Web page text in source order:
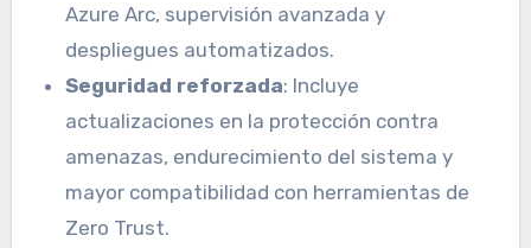
Azure Arc, supervisión avanzada y
despliegues automatizados.
Seguridad reforzada: Incluye
actualizaciones en la protección contra
amenazas, endurecimiento del sistema y
mayor compatibilidad con herramientas de
Zero Trust.